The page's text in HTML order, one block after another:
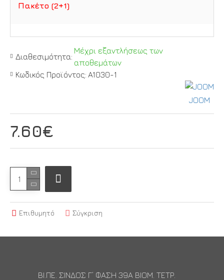
Πακέτο (2+1)
Διαθεσιμότητα:
Μέχρι εξαντλήσεως των
αποθεμάτων
Κωδικός Προϊόντος: A1030-1
JOOM
7.60€
Επιθυμητό Σύγκριση
ΒΙ.ΠΕ. ΣΙΝΔΟΣ Γ’ ΦΑΣΗ 39Α ΒΙΟΜ. ΤΕΤΡ.